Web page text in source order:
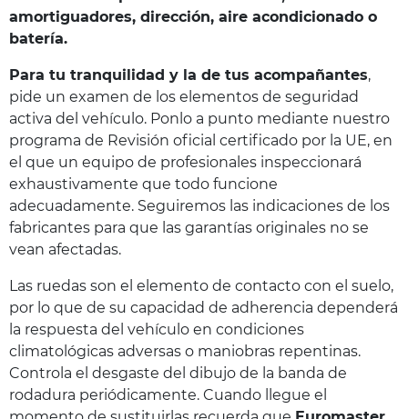
amortiguadores, dirección, aire acondicionado o
batería.
Para tu tranquilidad y la de tus acompañantes,
pide un examen de los elementos de seguridad
activa del vehículo. Ponlo a punto mediante nuestro
programa de Revisión oficial certificado por la UE, en
el que un equipo de profesionales inspeccionará
exhaustivamente que todo funcione
adecuadamente. Seguiremos las indicaciones de los
fabricantes para que las garantías originales no se
vean afectadas.
Las ruedas son el elemento de contacto con el suelo,
por lo que de su capacidad de adherencia dependerá
la respuesta del vehículo en condiciones
climatológicas adversas o maniobras repentinas.
Controla el desgaste del dibujo de la banda de
rodadura periódicamente. Cuando llegue el